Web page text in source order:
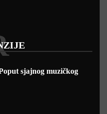
sjajnog muzičkog